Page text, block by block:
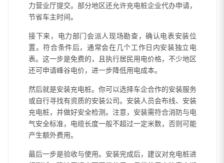
力营业厅提交。部分地区还允许充电桩企业代办申请，
节省车主时间。
接下来，电力部门会派人现场勘查，确认电表安装位
置。符合条件后，通常会在几个工作日内安装独立电
表。这一步是免费的，且执行居民用电价格，不少地区
还可申请峰谷电价，进一步降低用电成本。
然后就是安装充电桩。你可以选择车企合作的安装服务
或自行寻找有资质的安装公司。安装人员会布线、安装
充电桩，并做好安全检测。注意，安装需符合消防与电
气安全标准，电缆长度一般不超过一定米数，否则可能
产生额外费用。
最后一步是验收与使用。安装完成后，建议对充电桩进